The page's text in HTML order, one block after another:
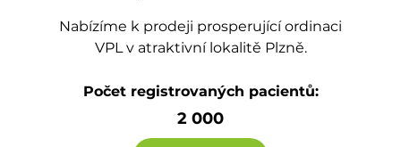
Nabízíme k prodeji prosperující ordinaci
VPL v atraktivní lokalitě Plzně.
Počet registrovaných pacientů:
2 000